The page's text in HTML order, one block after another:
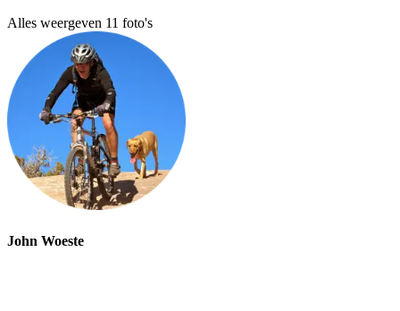
Alles weergeven 11 foto's
John Woeste